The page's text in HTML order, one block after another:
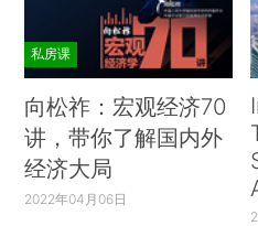
私房课
向松祚：宏观经济70
讲，带你了解国内外
经济大局
2022年04月06日